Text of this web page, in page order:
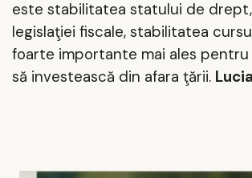
este stabilitatea statului de
legislaţiei fiscale, stabilitatea
foarte importante mai ales
să investească din afara ţării.